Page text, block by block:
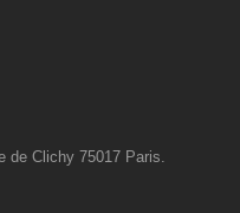
de Clichy 75017 Paris.